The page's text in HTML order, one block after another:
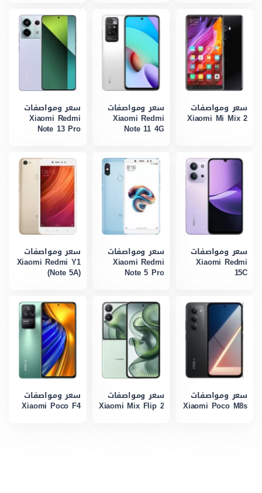
سعر ومواصفات
Xiaomi Mi Mix 2
سعر ومواصفات
Xiaomi Redmi
Note 11 4G
سعر ومواصفات
Xiaomi Redmi
Note 13 Pro
سعر ومواصفات
Xiaomi Redmi
15C
سعر ومواصفات
Xiaomi Redmi
Note 5 Pro
سعر ومواصفات
Xiaomi Redmi Y1
(Note 5A)
سعر ومواصفات
Xiaomi Poco M8s
سعر ومواصفات
Xiaomi Mix Flip 2
سعر ومواصفات
Xiaomi Poco F4